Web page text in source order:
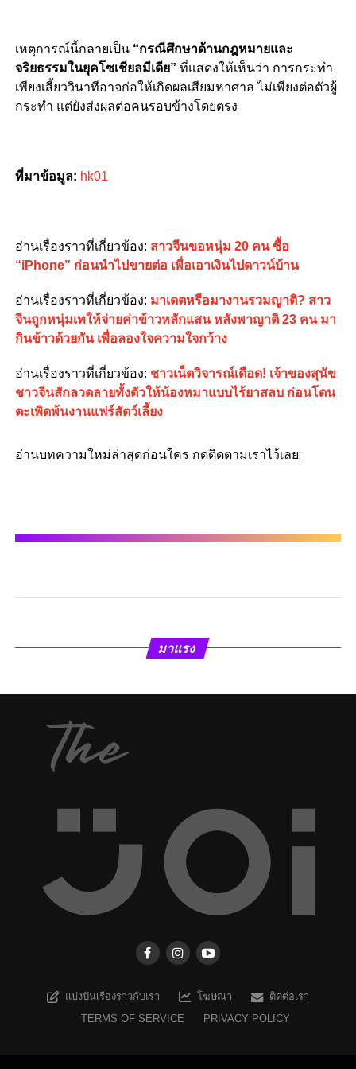
เหตุการณ์นี้กลายเป็น “กรณีศึกษาด้านกฎหมายและ
จริยธรรมในยุคโซเชียลมีเดีย” ที่แสดงให้เห็นว่า การกระทำ
เพียงเสี้ยววินาทีอาจก่อให้เกิดผลเสียมหาศาล ไม่เพียงต่อตัวผู้
กระทำ แต่ยังส่งผลต่อคนรอบข้างโดยตรง
ที่มาข้อมูล: hk01
อ่านเรื่องราวที่เกี่ยวข้อง: สาวจีนขอหนุ่ม 20 คน ซื้อ
“iPhone” ก่อนนำไปขายต่อ เพื่อเอาเงินไปดาวน์บ้าน
อ่านเรื่องราวที่เกี่ยวข้อง: มาเดตหรือมางานรวมญาติ? สาว
จีนถูกหนุ่มเทให้จ่ายค่าข้าวหลักแสน หลังพาญาติ 23 คน มา
กินข้าวด้วยกัน เพื่อลองใจความใจกว้าง
อ่านเรื่องราวที่เกี่ยวข้อง: ชาวเน็ตวิจารณ์เดือด! เจ้าของสุนัข
ชาวจีนสักลวดลายทั้งตัวให้น้องหมาแบบไร้ยาสลบ ก่อนโดน
ตะเพิดพ้นงานแฟร์สัตว์เลี้ยง
อ่านบทความใหม่ล่าสุดก่อนใคร กดติดตามเราไว้เลย:
มาแรง
แบ่งปันเรื่องราวกับเรา โฆษณา
ติดต่อเรา
TERMS OF SERVICE
PRIVACY POLICY